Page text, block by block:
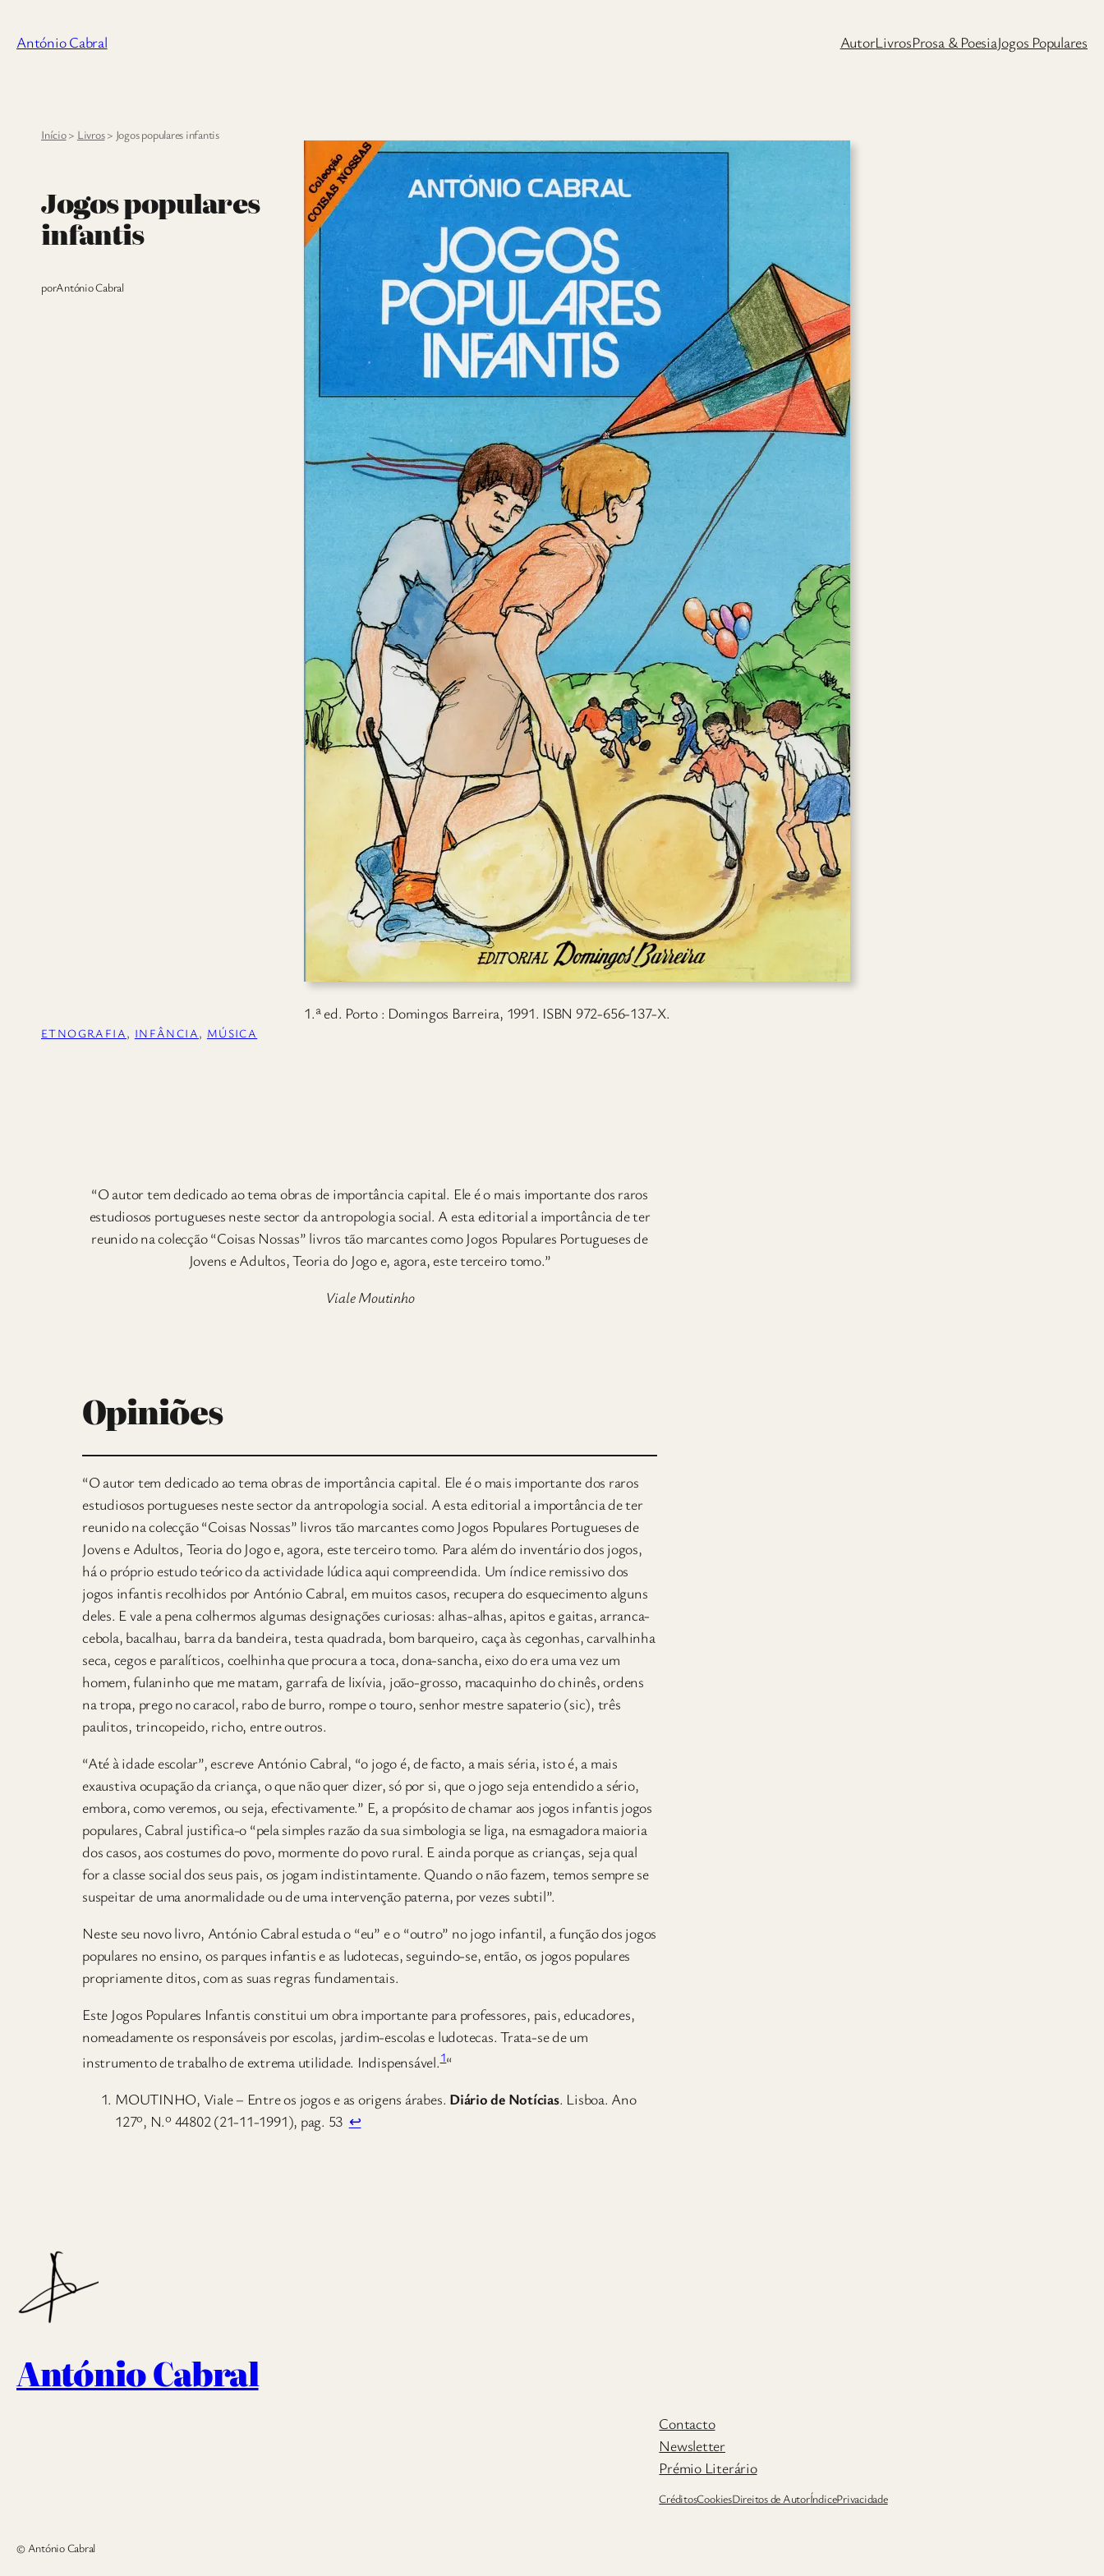
António Cabral AutorLivrosProsa & PoesiaJogos Populares
Início> Livros> Jogos populares infantis
Jogos populares
infantis
porAntónio Cabral
1.ª ed. Porto : Domingos Barreira, 1991. ISBN 972-656-137-X.
ETNOGRAFIA, INFÂNCIA, MÚSICA
“O autor tem dedicado ao tema obras de importância capital. Ele é o mais importante dos raros
estudiosos portugueses neste sector da antropologia social. A esta editorial a importância de ter
reunido na colecção “Coisas Nossas” livros tão marcantes como Jogos Populares Portugueses de
Jovens e Adultos, Teoria do Jogo e, agora, este terceiro tomo.”
Viale Moutinho
Opiniões
“O autor tem dedicado ao tema obras de importância capital. Ele é o mais importante dos raros
estudiosos portugueses neste sector da antropologia social. A esta editorial a importância de ter
reunido na colecção “Coisas Nossas” livros tão marcantes como Jogos Populares Portugueses de
Jovens e Adultos, Teoria do Jogo e, agora, este terceiro tomo. Para além do inventário dos jogos,
há o próprio estudo teórico da actividade lúdica aqui compreendida. Um índice remissivo dos
jogos infantis recolhidos por António Cabral, em muitos casos, recupera do esquecimento alguns
deles. E vale a pena colhermos algumas designações curiosas: alhas-alhas, apitos e gaitas, arranca-
cebola, bacalhau, barra da bandeira, testa quadrada, bom barqueiro, caça às cegonhas, carvalhinha
seca, cegos e paralíticos, coelhinha que procura a toca, dona-sancha, eixo do era uma vez um
homem, fulaninho que me matam, garrafa de lixívia, joão-grosso, macaquinho do chinês, ordens
na tropa, prego no caracol, rabo de burro, rompe o touro, senhor mestre sapaterio (sic), três
paulitos, trincopeido, richo, entre outros.
“Até à idade escolar”, escreve António Cabral, “o jogo é, de facto, a mais séria, isto é, a mais
exaustiva ocupação da criança, o que não quer dizer, só por si, que o jogo seja entendido a sério,
embora, como veremos, ou seja, efectivamente.” E, a propósito de chamar aos jogos infantis jogos
populares, Cabral justifica-o “pela simples razão da sua simbologia se liga, na esmagadora maioria
dos casos, aos costumes do povo, mormente do povo rural. E ainda porque as crianças, seja qual
for a classe social dos seus pais, os jogam indistintamente. Quando o não fazem, temos sempre se
suspeitar de uma anormalidade ou de uma intervenção paterna, por vezes subtil”.
Neste seu novo livro, António Cabral estuda o “eu” e o “outro” no jogo infantil, a função dos jogos
populares no ensino, os parques infantis e as ludotecas, seguindo-se, então, os jogos populares
propriamente ditos, com as suas regras fundamentais.
Este Jogos Populares Infantis constitui um obra importante para professores, pais, educadores,
nomeadamente os responsáveis por escolas, jardim-escolas e ludotecas. Trata-se de um
instrumento de trabalho de extrema utilidade. Indispensável.1“
MOUTINHO, Viale – Entre os jogos e as origens árabes. Diário de Notícias. Lisboa. Ano
127º, N.º 44802 (21-11-1991), pag. 53 ↩︎
António Cabral
© António Cabral
Contacto
Newsletter
Prémio Literário
CréditosCookiesDireitos de AutorÍndicePrivacidade